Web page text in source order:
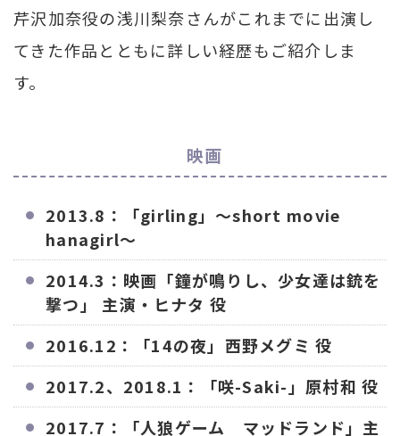
芹沢加奈役の浅川梨奈さんがこれまでに出演し
てきた作品とともに詳しい経歴もご紹介しま
す。
映画
2013.8：「girling」〜short movie
hanagirl〜
2014.3：映画「鐘が鳴りし、少女達は銃を
撃つ」 主演・ヒナタ 役
2016.12：「14の夜」西野メグミ 役
2017.2、2018.1：「咲-Saki-」原村和 役
2017.7：「人狼ゲーム マッドランド」主